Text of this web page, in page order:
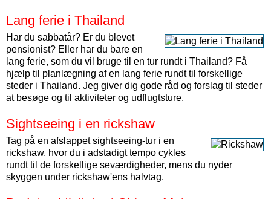
Lang ferie i Thailand
Har du sabbatår? Er du blevet
pensionist? Eller har du bare en
lang ferie, som du vil bruge til en tur rundt i Thailand? Få
hjælp til planlægning af en lang ferie rundt til forskellige
steder i Thailand. Jeg giver dig gode råd og forslag til steder
at besøge og til aktiviteter og udflugtsture.
Sightseeing i en rickshaw
Tag på en afslappet sightseeing-tur i en
rickshaw, hvor du i adstadigt tempo cykles
rundt til de forskellige seværdigheder, mens du nyder
skyggen under rickshaw'ens halvtag.